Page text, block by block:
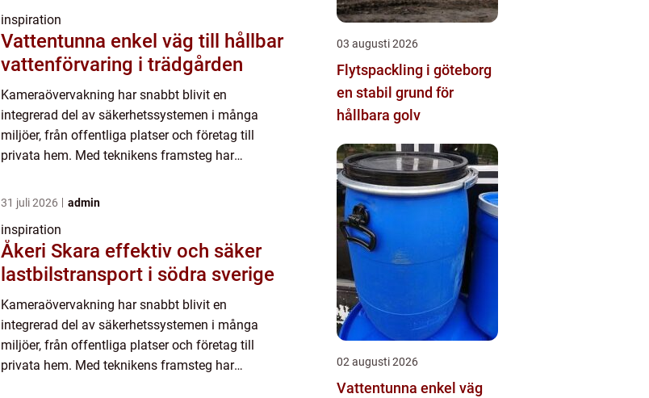
inspiration
Vattentunna enkel väg till hållbar
vattenförvaring i trädgården
Kameraövervakning har snabbt blivit en
integrerad del av säkerhetssystemen i många
miljöer, från offentliga platser och företag till
privata hem. Med teknikens framsteg har
31 juli 2026 admin
inspiration
Åkeri Skara effektiv och säker
lastbilstransport i södra sverige
Kameraövervakning har snabbt blivit en
integrerad del av säkerhetssystemen i många
miljöer, från offentliga platser och företag till
privata hem. Med teknikens framsteg har
03 augusti 2026
Flytspackling i göteborg
en stabil grund för
hållbara golv
02 augusti 2026
Vattentunna enkel väg